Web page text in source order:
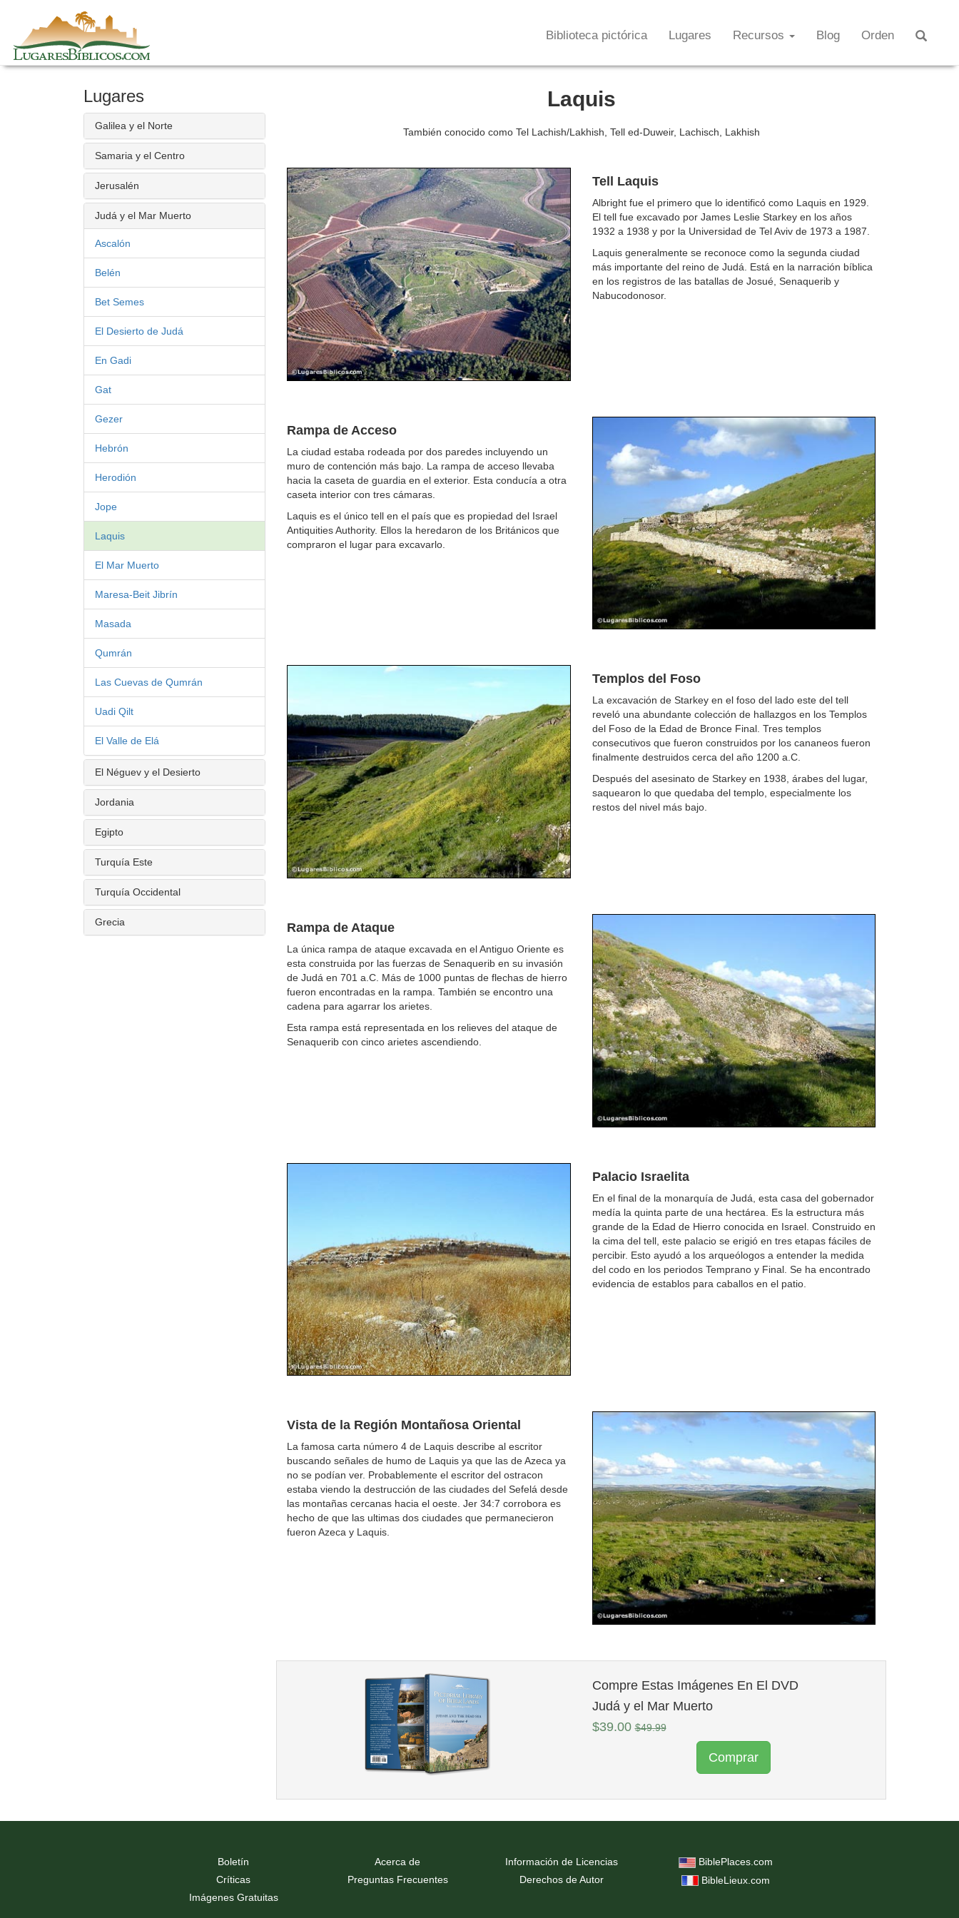
content
Biblioteca pictórica Lugares Recursos Blog Orden
Lugares
Galilea y el Norte
Samaria y el Centro
Jerusalén
Judá y el Mar Muerto
Ascalón
Belén
Bet Semes
El Desierto de Judá
En Gadi
Gat
Gezer
Hebrón
Herodión
Jope
Laquis
El Mar Muerto
Maresa-Beit Jibrín
Masada
Qumrán
Las Cuevas de Qumrán
Uadi Qilt
El Valle de Elá
El Néguev y el Desierto
Jordania
Egipto
Turquía Este
Turquía Occidental
Grecia
Laquis
También conocido como Tel Lachish/Lakhish, Tell ed-Duweir, Lachisch, Lakhish
Tell Laquis
Albright fue el primero que lo identificó como Laquis en 1929.
El tell fue excavado por James Leslie Starkey en los años
1932 a 1938 y por la Universidad de Tel Aviv de 1973 a 1987.
Laquis generalmente se reconoce como la segunda ciudad
más importante del reino de Judá. Está en la narración bíblica
en los registros de las batallas de Josué, Senaquerib y
Nabucodonosor.
Rampa de Acceso
La ciudad estaba rodeada por dos paredes incluyendo un
muro de contención más bajo. La rampa de acceso llevaba
hacia la caseta de guardia en el exterior. Esta conducía a otra
caseta interior con tres cámaras.
Laquis es el único tell en el país que es propiedad del Israel
Antiquities Authority. Ellos la heredaron de los Británicos que
compraron el lugar para excavarlo.
Templos del Foso
La excavación de Starkey en el foso del lado este del tell
reveló una abundante colección de hallazgos en los Templos
del Foso de la Edad de Bronce Final. Tres templos
consecutivos que fueron construidos por los cananeos fueron
finalmente destruidos cerca del año 1200 a.C.
Después del asesinato de Starkey en 1938, árabes del lugar,
saquearon lo que quedaba del templo, especialmente los
restos del nivel más bajo.
Rampa de Ataque
La única rampa de ataque excavada en el Antiguo Oriente es
esta construida por las fuerzas de Senaquerib en su invasión
de Judá en 701 a.C. Más de 1000 puntas de flechas de hierro
fueron encontradas en la rampa. También se encontro una
cadena para agarrar los arietes.
Esta rampa está representada en los relieves del ataque de
Senaquerib con cinco arietes ascendiendo.
Palacio Israelita
En el final de la monarquía de Judá, esta casa del gobernador
medía la quinta parte de una hectárea. Es la estructura más
grande de la Edad de Hierro conocida en Israel. Construido en
la cima del tell, este palacio se erigió en tres etapas fáciles de
percibir. Esto ayudó a los arqueólogos a entender la medida
del codo en los periodos Temprano y Final. Se ha encontrado
evidencia de establos para caballos en el patio.
Vista de la Región Montañosa Oriental
La famosa carta número 4 de Laquis describe al escritor
buscando señales de humo de Laquis ya que las de Azeca ya
no se podían ver. Probablemente el escritor del ostracon
estaba viendo la destrucción de las ciudades del Sefelá desde
las montañas cercanas hacia el oeste. Jer 34:7 corrobora es
hecho de que las ultimas dos ciudades que permanecieron
fueron Azeca y Laquis.
Compre Estas Imágenes En El DVD
Judá y el Mar Muerto
$39.00$49.99
Comprar
Boletín
Críticas
Imágenes Gratuitas
Acerca de
Preguntas Frecuentes
Información de Licencias
Derechos de Autor
BiblePlaces.com
BibleLieux.com